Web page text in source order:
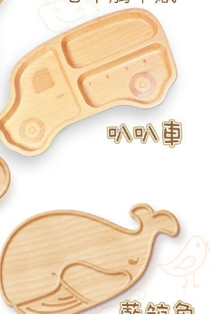
者引起之損失，本公司不負相關責
據個別帳號之用戶狀況，依本公司即
度不足之情形，本公司將視審查結果
資訊註冊。若發現惡意使用之情形，
戶之使用額度並採取法律行動。